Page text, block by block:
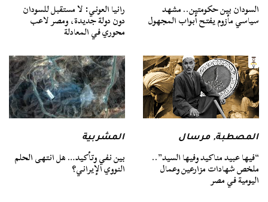
السودان بين حكومتين.. مشهد
سياسي مأزوم يفتح أبواب المجهول
رانيا العوني: لا مستقبل للسودان
دون دولة جديدة، ومصر لاعب
محوري في المعادلة
المصطبة,مرسال
“فيها عبيد مناكيد وفيها السيد”..
ملخص شهادات مزارعين وعمال
اليومية في مصر
المشربية
بين نفي وتأكيد… هل انتهى الحلم
النووي الإيراني؟